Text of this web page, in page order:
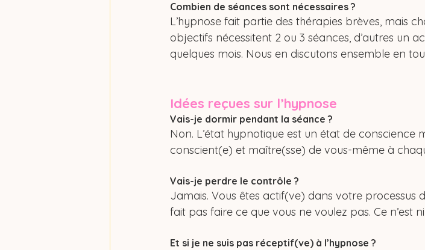
Combien de séances sont nécessaires ?
L’hypnose fait partie des thérapies brèves, mais
objectifs nécessitent 2 ou 3 séances, d’autres un
quelques mois. Nous en discutons ensemble en
Idées reçues sur l’hypnose
Vais-je dormir pendant la séance ?
Non. L’état hypnotique est un état de conscience
conscient(e) et maître(sse) de vous-même à
Vais-je perdre le contrôle ?
Jamais. Vous êtes actif(ve) dans votre processus
fait pas faire ce que vous ne voulez pas. Ce n’est
Et si je ne suis pas réceptif(ve) à l’hypnose ?